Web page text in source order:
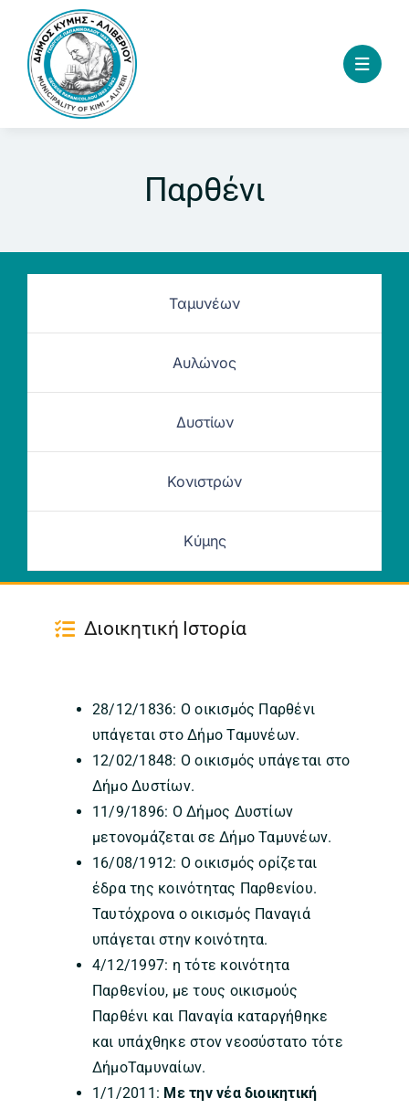
content
Παρθένι
Ταμυνέων
Αυλώνος
Δυστίων
Κονιστρών
Κύμης
Διοικητική Ιστορία
28/12/1836: Ο οικισμός Παρθένι
υπάγεται στο Δήμο Ταμυνέων.
12/02/1848: Ο οικισμός υπάγεται στο
Δήμο Δυστίων.
11/9/1896: Ο Δήμος Δυστίων
μετονομάζεται σε Δήμο Ταμυνέων.
16/08/1912: Ο οικισμός ορίζεται
έδρα της κοινότητας Παρθενίου.
Ταυτόχρονα ο οικισμός Παναγιά
υπάγεται στην κοινότητα.
4/12/1997: η τότε κοινότητα
Παρθενίου, με τους οικισμούς
Παρθένι και Παναγία καταργήθηκε
και υπάχθηκε στον νεοσύστατο τότε
ΔήμοΤαμυναίων.
1/1/2011: Με την νέα διοικητική